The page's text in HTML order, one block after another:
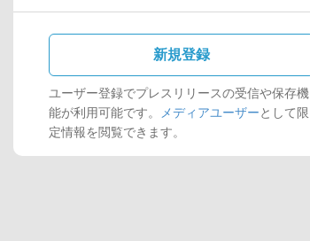
新規登録
ユーザー登録でプレスリリースの受信や保存機
能が利用可能です。
メディアユーザーとして限
定情報を閲覧できます。